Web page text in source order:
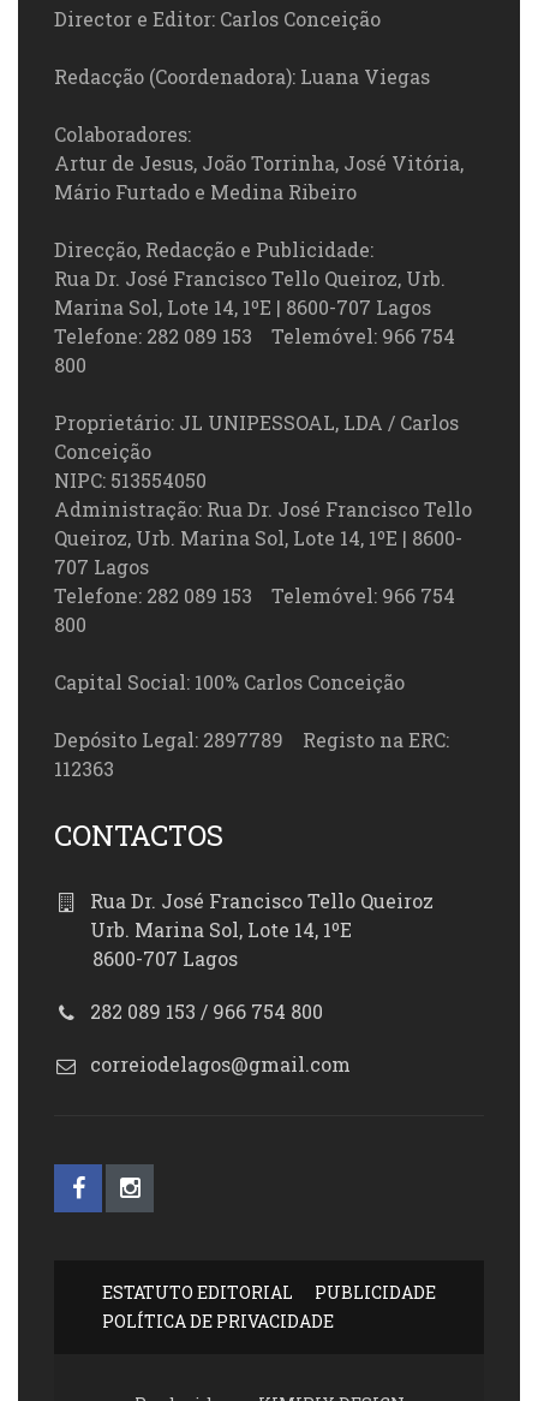
Director e Editor: Carlos Conceição
Redacção (Coordenadora): Luana Viegas
Colaboradores:
Artur de Jesus, João Torrinha, José Vitória,
Mário Furtado e Medina Ribeiro
Direcção, Redacção e Publicidade:
Rua Dr. José Francisco Tello Queiroz, Urb.
Marina Sol, Lote 14, 1ºE | 8600-707 Lagos
Telefone: 282 089 153 Telemóvel: 966 754
800
Proprietário: JL UNIPESSOAL, LDA / Carlos
Conceição
NIPC: 513554050
Administração: Rua Dr. José Francisco Tello
Queiroz, Urb. Marina Sol, Lote 14, 1ºE | 8600-
707 Lagos
Telefone: 282 089 153 Telemóvel: 966 754
800
Capital Social: 100% Carlos Conceição
Depósito Legal: 2897789 Registo na ERC:
112363
CONTACTOS
Rua Dr. José Francisco Tello Queiroz
Urb. Marina Sol, Lote 14, 1ºE
8600-707 Lagos
282 089 153 / 966 754 800
correiodelagos@gmail.com
ESTATUTO EDITORIAL
PUBLICIDADE
POLÍTICA DE PRIVACIDADE